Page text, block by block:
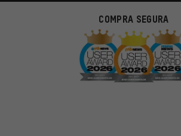
COMPRA SEGURA